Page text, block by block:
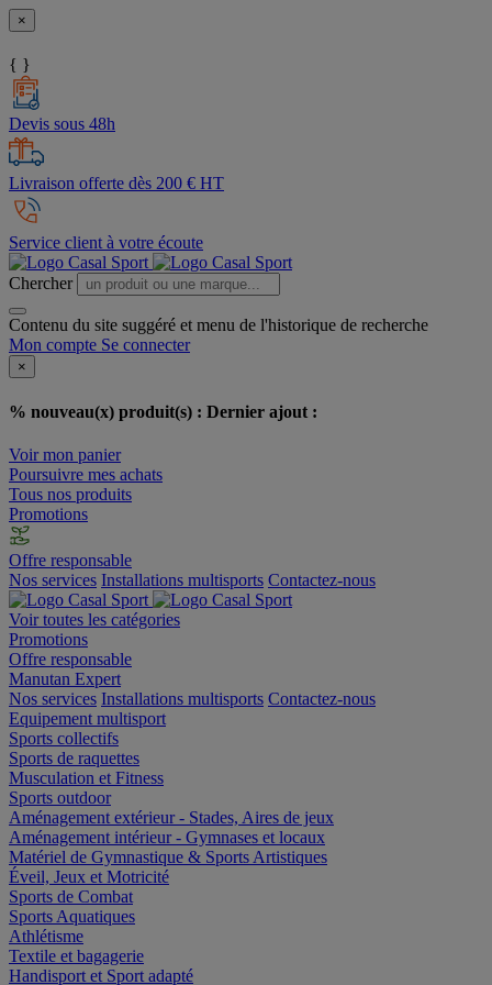
×
{ }
Devis sous 48h
Livraison offerte dès 200 € HT
Service client à votre écoute
Chercher
Contenu du site suggéré et menu de l'historique de recherche
Mon compte Se connecter
×
% nouveau(x) produit(s) : Dernier ajout :
Voir mon panier
Poursuivre mes achats
Tous nos produits
Promotions
Offre responsable
Nos services Installations multisports Contactez-nous
Voir toutes les catégories
Promotions
Offre responsable
Manutan Expert
Nos services Installations multisports Contactez-nous
Equipement multisport
Sports collectifs
Sports de raquettes
Musculation et Fitness
Sports outdoor
Aménagement extérieur - Stades, Aires de jeux
Aménagement intérieur - Gymnases et locaux
Matériel de Gymnastique & Sports Artistiques
Éveil, Jeux et Motricité
Sports de Combat
Sports Aquatiques
Athlétisme
Textile et bagagerie
Handisport et Sport adapté